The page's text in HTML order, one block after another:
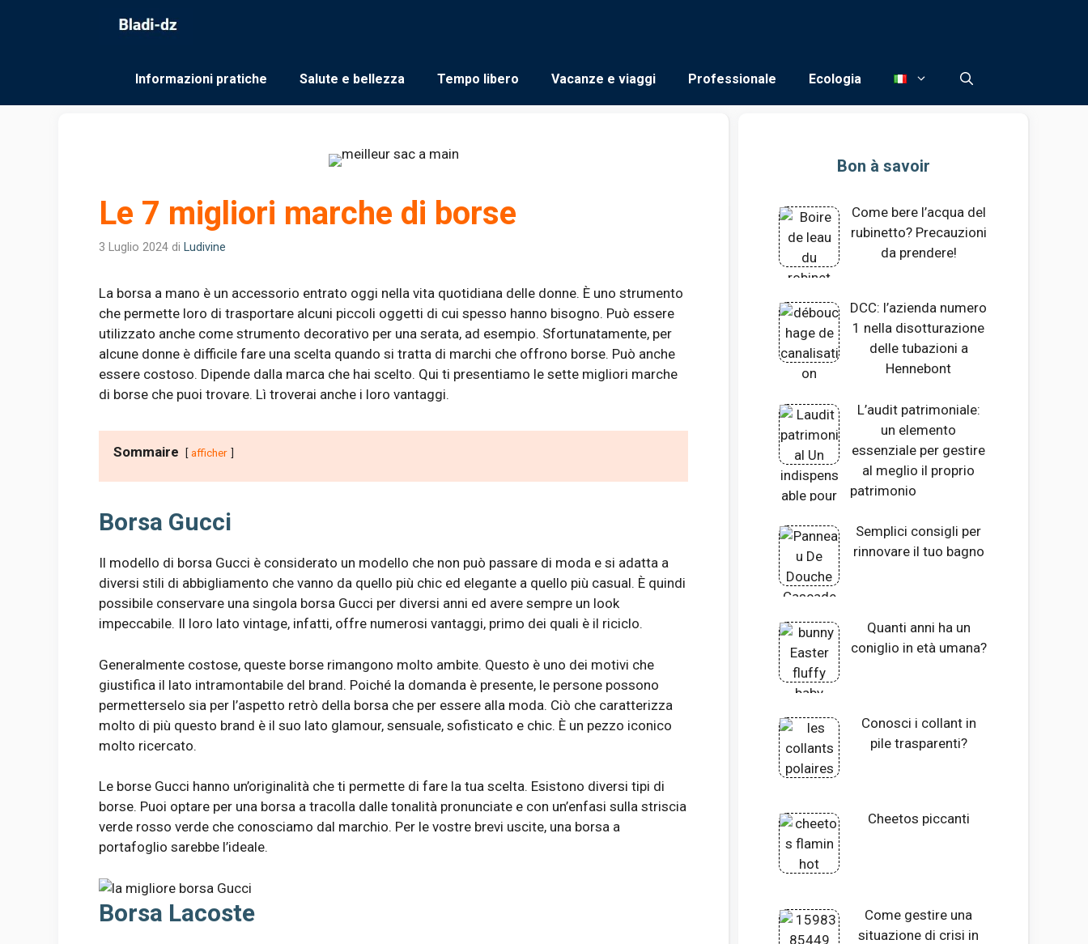
Informazioni pratiche Salute e bellezza Tempo libero Vacanze e viaggi Professionale Ecologia
Le 7 migliori marche di borse
3 Luglio 2024 di Ludivine
La borsa a mano è un accessorio entrato oggi nella vita quotidiana delle donne. È uno strumento
che permette loro di trasportare alcuni piccoli oggetti di cui spesso hanno bisogno. Può essere
utilizzato anche come strumento decorativo per una serata, ad esempio. Sfortunatamente, per
alcune donne è difficile fare una scelta quando si tratta di marchi che offrono borse. Può anche
essere costoso. Dipende dalla marca che hai scelto. Qui ti presentiamo le sette migliori marche
di borse che puoi trovare. Lì troverai anche i loro vantaggi.
Sommaire afficher
Borsa Gucci
Il modello di borsa Gucci è considerato un modello che non può passare di moda e si adatta a
diversi stili di abbigliamento che vanno da quello più chic ed elegante a quello più casual. È quindi
possibile conservare una singola borsa Gucci per diversi anni ed avere sempre un look
impeccabile. Il loro lato vintage, infatti, offre numerosi vantaggi, primo dei quali è il riciclo.
Generalmente costose, queste borse rimangono molto ambite. Questo è uno dei motivi che
giustifica il lato intramontabile del brand. Poiché la domanda è presente, le persone possono
permetterselo sia per l’aspetto retrò della borsa che per essere alla moda. Ciò che caratterizza
molto di più questo brand è il suo lato glamour, sensuale, sofisticato e chic. È un pezzo iconico
molto ricercato.
Le borse Gucci hanno un’originalità che ti permette di fare la tua scelta. Esistono diversi tipi di
borse. Puoi optare per una borsa a tracolla dalle tonalità pronunciate e con un’enfasi sulla striscia
verde rosso verde che conosciamo dal marchio. Per le vostre brevi uscite, una borsa a
portafoglio sarebbe l’ideale.
Borsa Lacoste
Bon à savoir
Come bere l’acqua del
rubinetto? Precauzioni
da prendere!
DCC: l’azienda numero
1 nella disotturazione
delle tubazioni a
Hennebont
L’audit patrimoniale:
un elemento
essenziale per gestire
al meglio il proprio
patrimonio
Semplici consigli per
rinnovare il tuo bagno
Quanti anni ha un
coniglio in età umana?
Conosci i collant in
pile trasparenti?
Cheetos piccanti
Come gestire una
situazione di crisi in